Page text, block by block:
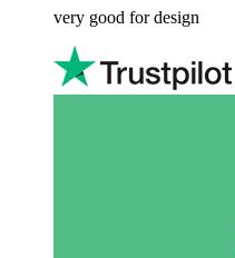
very good for design